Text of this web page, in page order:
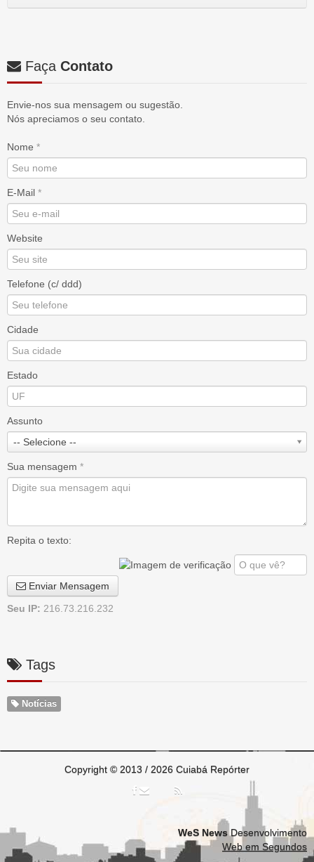
Faça Contato
Envie-nos sua mensagem ou sugestão.
Nós apreciamos o seu contato.
Nome *
E-Mail *
Website
Telefone (c/ ddd)
Cidade
Estado
Assunto
-- Selecione --
Sua mensagem *
Repita o texto:
Enviar Mensagem
Seu IP: 216.73.216.232
Tags
Notícias
Copyright © 2013 / 2026 Cuiabá Repórter
WeS News Desenvolvimento
Web em Segundos